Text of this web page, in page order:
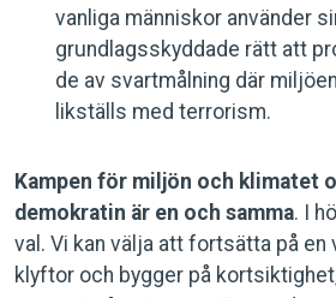
vanliga människor använder
grundlagsskyddade rätt att
de av svartmålning där
likställs med terrorism.
Kampen för miljön och klimatet
demokratin är en och samma. I
val. Vi kan välja att fortsätta på en
klyftor och bygger på